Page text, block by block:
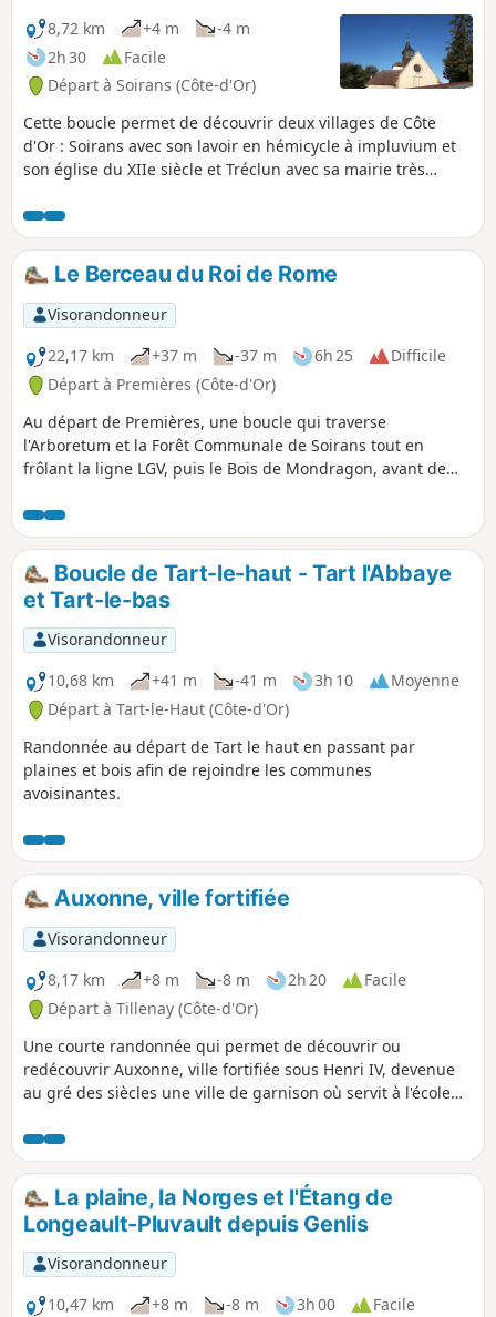
8,72 km
+4 m
-4 m
2h 30
Facile
Départ à Soirans (Côte-d'Or)
Cette boucle permet de découvrir deux villages de Côte
d'Or : Soirans avec son lavoir en hémicycle à impluvium et
son église du XIIe siècle et Tréclun avec sa mairie très
commun.
Le Berceau du Roi de Rome
Visorandonneur
22,17 km
+37 m -37 m 6h 25
Difficile
Départ à Premières (Côte-d'Or)
Au départ de Premières, une boucle qui traverse
l'Arboretum et la Forêt Communale de Soirans tout en
frôlant la ligne LGV, puis le Bois de Mondragon, avant de
étangs, pour finalement observer le berceau du Roi de
Rome.
Boucle de Tart-le-haut - Tart l'Abbaye
et Tart-le-bas
Visorandonneur
10,68 km
+41 m -41 m 3h 10
Moyenne
Départ à Tart-le-Haut (Côte-d'Or)
Randonnée au départ de Tart le haut en passant par
plaines et bois afin de rejoindre les communes
avoisinantes.
Auxonne, ville fortifiée
Visorandonneur
8,17 km
+8 m -8 m 2h 20
Facile
Départ à Tillenay (Côte-d'Or)
Une courte randonnée qui permet de découvrir ou
redécouvrir Auxonne, ville fortifiée sous Henri IV, devenue
au gré des siècles une ville de garnison où servit à l'école
La plaine, la Norges et l'Étang de
Longeault-Pluvault depuis Genlis
Visorandonneur
10,47 km
+8 m -8 m 3h 00
Facile